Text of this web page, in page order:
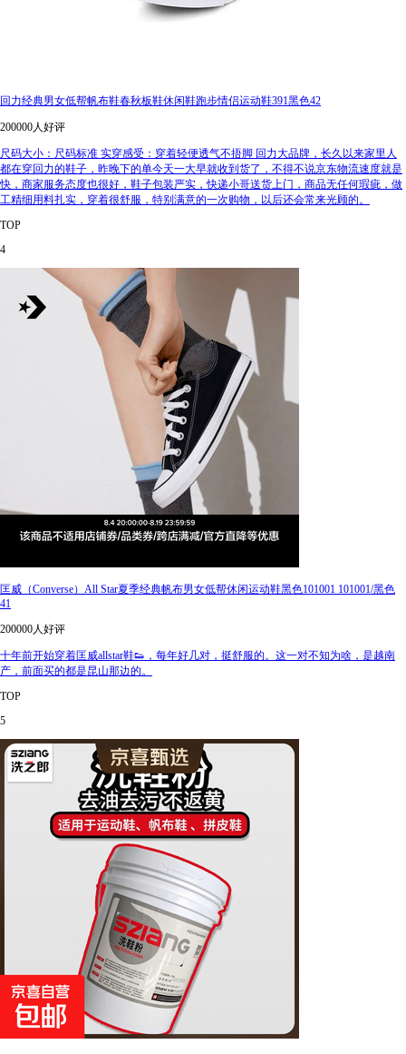
回力经典男女低帮帆布鞋春秋板鞋休闲鞋跑步情侣运动鞋391黑色42
200000人好评
尺码大小：尺码标准 实穿感受：穿着轻便透气不捂脚 回力大品牌，长久以来家里人
都在穿回力的鞋子，昨晚下的单今天一大早就收到货了，不得不说京东物流速度就是
快，商家服务态度也很好，鞋子包装严实，快递小哥送货上门，商品无任何瑕疵，做
工精细用料扎实，穿着很舒服，特别满意的一次购物，以后还会常来光顾的。
TOP
4
匡威（Converse）All Star夏季经典帆布男女低帮休闲运动鞋黑色101001 101001/黑色
41
200000人好评
十年前开始穿着匡威allstar鞋👟，每年好几对，挺舒服的。这一对不知为啥，是越南
产，前面买的都是昆山那边的。
TOP
5